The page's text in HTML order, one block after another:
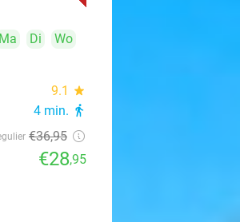
Ma Di
Wo
9.1 star
4 min. directions_walk
€36,95
€28,95